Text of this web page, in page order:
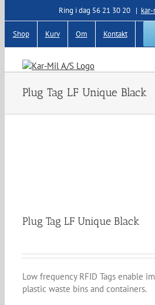
to
content
Ring i dag 56 21 30 20 |
Shop Kurv Om Kontakt
Plug Tag LF Unique Black
Plug Tag LF Unique Black
Low frequency RFID Tags enable
plastic waste bins and containers.